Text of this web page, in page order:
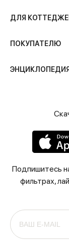
ДЛЯ
ПОКУПАТЕЛЮ
ЭНЦИКЛОПЕДИЯ
Подпишитесь
фильтрах,